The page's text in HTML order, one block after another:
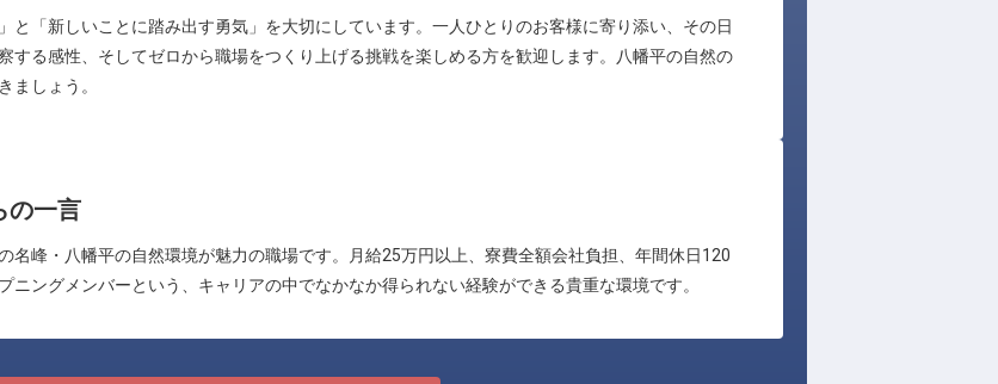
と「新しいことに踏み出す勇気」を大切にしています。一人ひとりのお客様に寄り添い、その日
する感性、そしてゼロから職場をつくり上げる挑戦を楽しめる方を歓迎します。八幡平の自然の
ましょう。
の一言
名峰・八幡平の自然環境が魅力の職場です。月給25万円以上、寮費全額会社負担、年間休日120
ニングメンバーという、キャリアの中でなかなか得られない経験ができる貴重な環境です。